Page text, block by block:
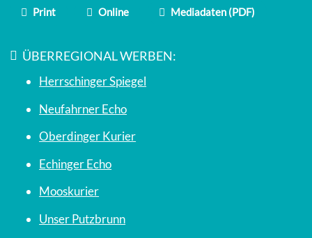
Print Online Mediadaten (PDF)
ÜBERREGIONAL WERBEN:
Herrschinger Spiegel
Neufahrner Echo
Oberdinger Kurier
Echinger Echo
Mooskurier
Unser Putzbrunn